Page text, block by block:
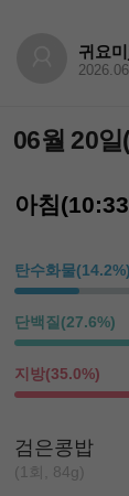
귀요
06월 20
아침
탄수화물(14.2%)
단백질(27.6%)
지방(35.0%)
검은콩밥
(1회, 84g)